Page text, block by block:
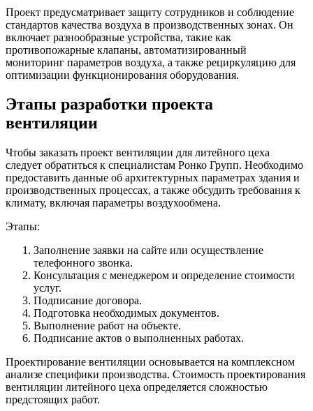
Проект предусматривает защиту сотрудников и соблюдение
стандартов качества воздуха в производственных зонах. Он
включает разнообразные устройства, такие как
противопожарные клапаны, автоматизированный
мониторинг параметров воздуха, а также рециркуляцию для
оптимизации функционирования оборудования.
Этапы разработки проекта
вентиляции
Чтобы заказать проект вентиляции для литейного цеха
следует обратиться к специалистам Ронко Групп. Необходимо
предоставить данные об архитектурных параметрах здания и
производственных процессах, а также обсудить требования к
климату, включая параметры воздухообмена.
Этапы:
Заполнение заявки на сайте или осуществление
телефонного звонка.
Консультация с менеджером и определение стоимости
услуг.
Подписание договора.
Подготовка необходимых документов.
Выполнение работ на объекте.
Подписание актов о выполненных работах.
Проектирование вентиляции основывается на комплексном
анализе специфики производства. Стоимость проектирования
вентиляции литейного цеха определяется сложностью
предстоящих работ.